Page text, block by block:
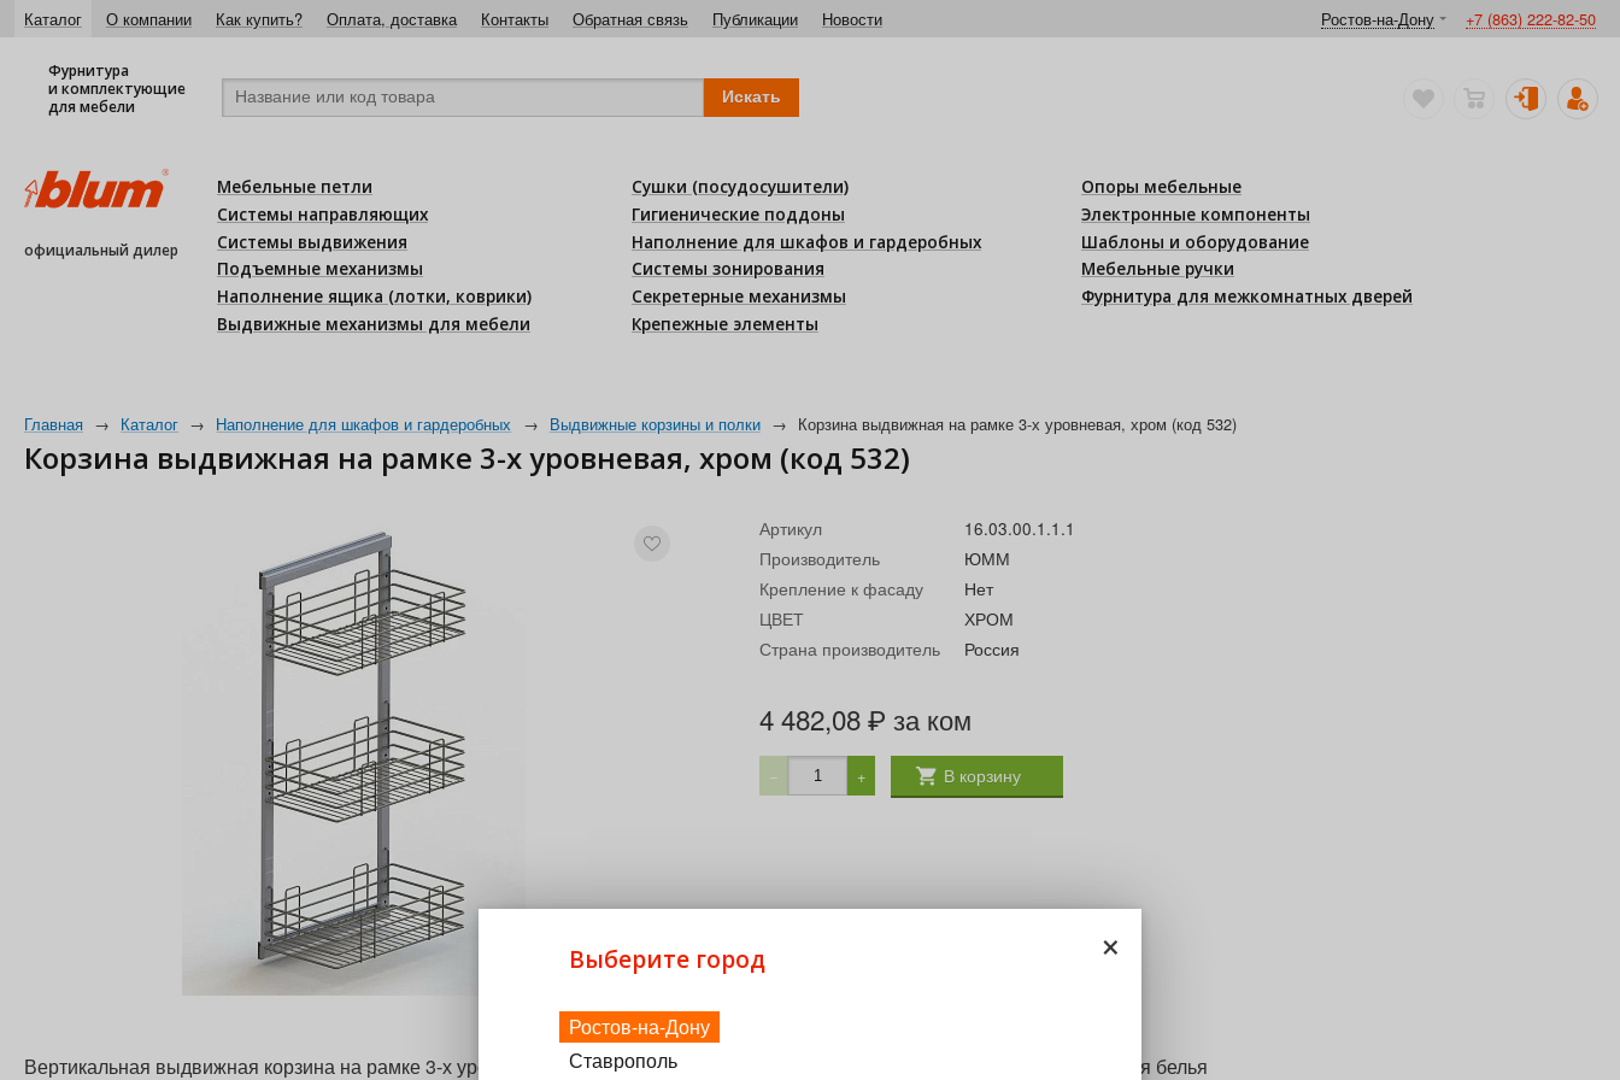
Каталог О компании Как купить? Оплата, доставка Контакты Обратная связь Публикации Новости Ростов-на-Дону +7 (863) 222-82-50
Фурнитура
и комплектующие
для мебели
официальный дилер
Мебельные петли
Системы направляющих
Системы выдвижения
Подъемные механизмы
Наполнение ящика (лотки, коврики)
Выдвижные механизмы для мебели
Сушки (посудосушители)
Гигиенические поддоны
Наполнение для шкафов и гардеробных
Системы зонирования
Секретерные механизмы
Крепежные элементы
Опоры мебельные
Электронные компоненты
Шаблоны и оборудование
Мебельные ручки
Фурнитура для межкомнатных дверей
Главная → Каталог → Наполнение для шкафов и гардеробных → Выдвижные корзины и полки → Корзина выдвижная на рамке 3-х уровневая, хром (код 532)
Корзина выдвижная на рамке 3-х уровневая, хром (код 532)
Артикул
16.03.00.1.1.1
Производитель
ЮММ
Крепление к фасаду
Нет
ЦВЕТ
ХРОМ
Страна производитель
Россия
4 482,08 ₽ за ком
− + В корзину
Вертикальная выдвижная корзина на рамке 3-х уровневая Назначение: хранение белья Комплектующие: рамка, корзина для белья
×
Выберите город
Ростов-на-Дону
Ставрополь